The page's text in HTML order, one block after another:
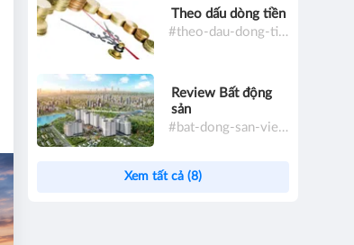
Theo dấu dòng tiền
#theo-dau-dong-tien
Review Bất động
sản
#bat-dong-san-viet-nam
Xem tất cả (8)